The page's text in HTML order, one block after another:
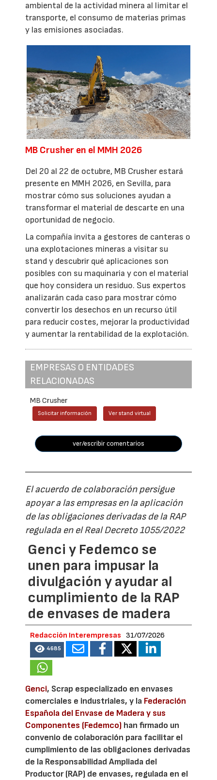
ambiental de la actividad minera al limitar el
transporte, el consumo de materias primas
y las emisiones asociadas.
MB Crusher en el MMH 2026
Del 20 al 22 de octubre, MB Crusher estará
presente en MMH 2026, en Sevilla, para
mostrar cómo sus soluciones ayudan a
transformar el material de descarte en una
oportunidad de negocio.
La compañía invita a gestores de canteras o
una explotaciones mineras a visitar su
stand y descubrir qué aplicaciones son
posibles con su maquinaria y con el material
que hoy considera un residuo. Sus expertos
analizarán cada caso para mostrar cómo
convertir los desechos en un recurso útil
para reducir costes, mejorar la productividad
y aumentar la rentabilidad de la explotación.
EMPRESAS O ENTIDADES
RELACIONADAS
MB Crusher
Solicitar información Ver stand virtual
ver/escribir comentarios
El acuerdo de colaboración persigue
apoyar a las empresas en la aplicación
de las obligaciones derivadas de la RAP
regulada en el Real Decreto 1055/2022
Genci y Fedemco se
unen para impusar la
divulgación y ayudar al
cumplimiento de la RAP
de envases de madera
Redacción Interempresas 31/07/2026
4685
Genci, Scrap especializado en envases
comerciales e industriales, y la Federación
Española del Envase de Madera y sus
Componentes (Fedemco) han firmado un
convenio de colaboración para facilitar el
cumplimiento de las obligaciones derivadas
de la Responsabilidad Ampliada del
Productor (RAP) de envases, regulada en el